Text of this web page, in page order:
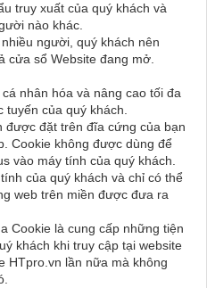
truy xuất của quý khách và
nào khác.
người, quý khách nên
cửa sổ Website đang mở.
nhân hóa và nâng cao tối đa
của quý khách.
được đặt trên đĩa cứng của bạn
Cookie không được dùng để
vào máy tính của quý khách.
của quý khách và chỉ có thể
web trên miền được đưa ra
Cookie là cung cấp những tiện
khách khi truy cập tại website
HTpro.vn lần nữa mà không